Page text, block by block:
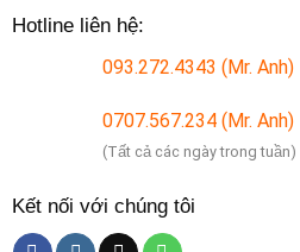
Hotline liên hệ:
093.272.4343 (Mr. Anh)
0707.567.234 (Mr. Anh)
(Tất cả các ngày trong tuần)
Kết nối với chúng tôi